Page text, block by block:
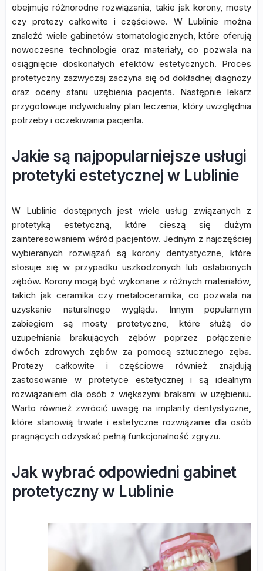
obejmuje różnorodne rozwiązania, takie jak korony, mosty
czy protezy całkowite i częściowe. W Lublinie można
znaleźć wiele gabinetów stomatologicznych, które oferują
nowoczesne technologie oraz materiały, co pozwala na
osiągnięcie doskonałych efektów estetycznych. Proces
protetyczny zazwyczaj zaczyna się od dokładnej diagnozy
oraz oceny stanu uzębienia pacjenta. Następnie lekarz
przygotowuje indywidualny plan leczenia, który uwzględnia
potrzeby i oczekiwania pacjenta.
Jakie są najpopularniejsze usługi
protetyki estetycznej w Lublinie
W Lublinie dostępnych jest wiele usług związanych z
protetyką estetyczną, które cieszą się dużym
zainteresowaniem wśród pacjentów. Jednym z najczęściej
wybieranych rozwiązań są korony dentystyczne, które
stosuje się w przypadku uszkodzonych lub osłabionych
zębów. Korony mogą być wykonane z różnych materiałów,
takich jak ceramika czy metaloceramika, co pozwala na
uzyskanie naturalnego wyglądu. Innym popularnym
zabiegiem są mosty protetyczne, które służą do
uzupełniania brakujących zębów poprzez połączenie
dwóch zdrowych zębów za pomocą sztucznego zęba.
Protezy całkowite i częściowe również znajdują
zastosowanie w protetyce estetycznej i są idealnym
rozwiązaniem dla osób z większymi brakami w uzębieniu.
Warto również zwrócić uwagę na implanty dentystyczne,
które stanowią trwałe i estetyczne rozwiązanie dla osób
pragnących odzyskać pełną funkcjonalność zgryzu.
Jak wybrać odpowiedni gabinet
protetyczny w Lublinie